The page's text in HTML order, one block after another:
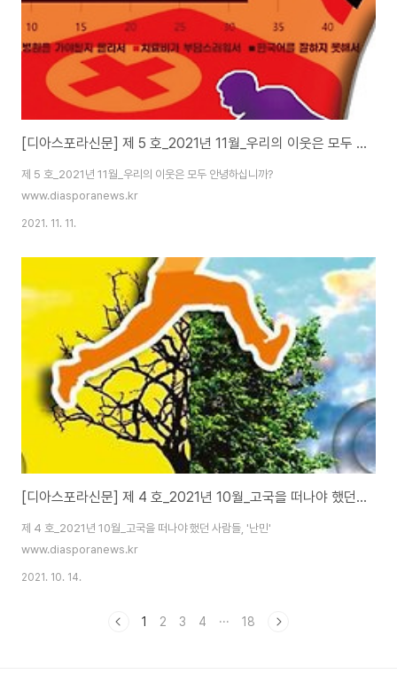
[디아스포라신문] 제 5 호_2021년 11월_우리의 이웃은 모두 안녕하십니까?
제 5 호_2021년 11월_우리의 이웃은 모두 안녕하십니까?
www.diasporanews.kr
2021. 11. 11.
[디아스포라신문] 제 4 호_2021년 10월_고국을 떠나야 했던 사람들, '난민'
제 4 호_2021년 10월_고국을 떠나야 했던 사람들, '난민'
www.diasporanews.kr
2021. 10. 14.
1 2 3 4 ··· 18